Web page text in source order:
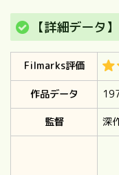
【詳細データ】
Filmarks評価
作品データ
監督
深